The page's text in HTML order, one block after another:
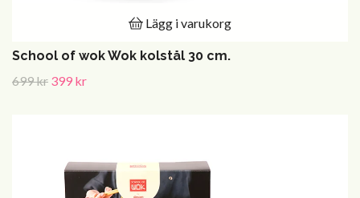
Lägg i varukorg
School of wok Wok kolstål 30 cm.
699 kr 399 kr